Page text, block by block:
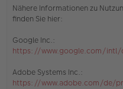
Nähere Informationen zu
finden Sie hier:
Google Inc.:
https://www.google.com/
Adobe Systems Inc.:
https://www.adobe.com/de/